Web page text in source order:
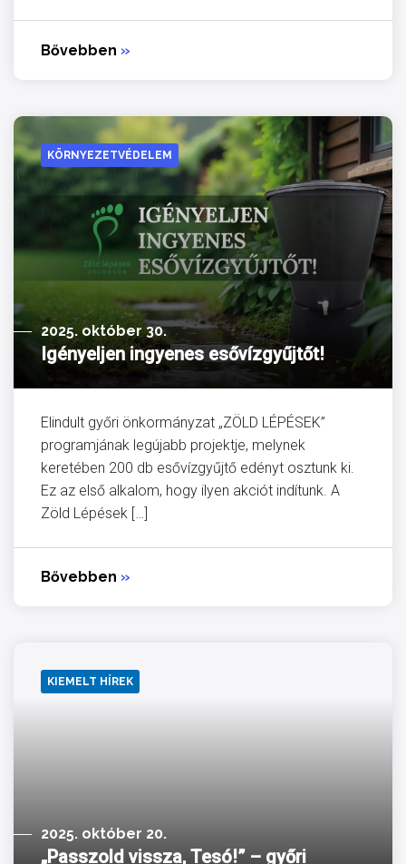
Bővebben »
KÖRNYEZETVÉDELEM
2025. október 30.
Igényeljen ingyenes esővízgyűjtőt!
Elindult győri önkormányzat „ZÖLD LÉPÉSEK”
programjának legújabb projektje, melynek
keretében 200 db esővízgyűjtő edényt osztunk ki.
Ez az első alkalom, hogy ilyen akciót indítunk. A
Zöld Lépések […]
Bővebben »
KIEMELT HÍREK
2025. október 20.
„Passzold vissza, Tesó!” – győri